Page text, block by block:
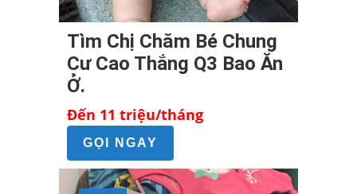
Tìm Chị Chăm Bé Chung
Cư Cao Thắng Q3 Bao Ăn
Ở.
Đến 11 triệu/tháng
GỌI NGAY